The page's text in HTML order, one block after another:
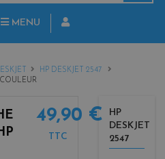
MENU
HP DESKJET 2547
49,90 €
TTC
HP
DESKJET
2547